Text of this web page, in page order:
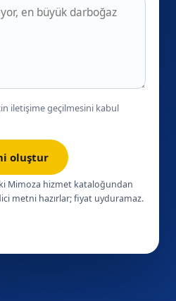
iletişime geçilmesini kabul
oluştur
Mimoza hizmet kataloğundan
metni hazırlar; fiyat uyduramaz.